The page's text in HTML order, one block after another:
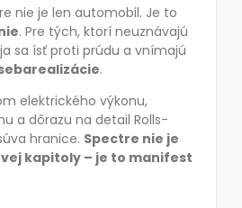
nie je len automobil. Je to
. Pre tých, ktorí neuznávajú
sa ísť proti prúdu a vnímajú
.
elektrického výkonu,
a dôrazu na detail Rolls-
hranice. Spectre nie je
kapitoly – je to manifest